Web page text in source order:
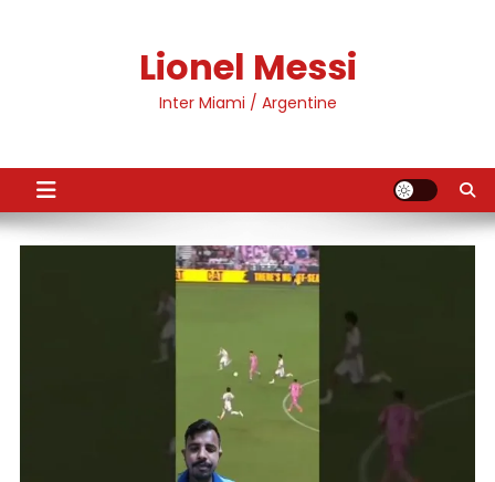
Lionel Messi
Inter Miami / Argentine